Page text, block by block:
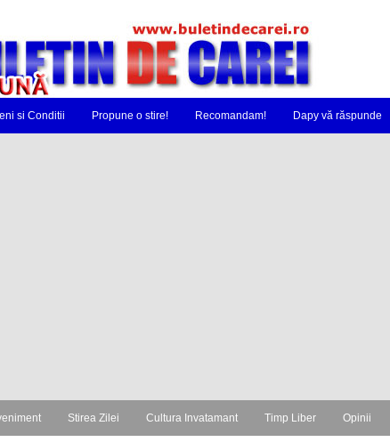
si Conditii Propune o stire! Recomandam! Dapy vă răspunde
Stirea Zilei Cultura Invatamant Timp Liber Opinii